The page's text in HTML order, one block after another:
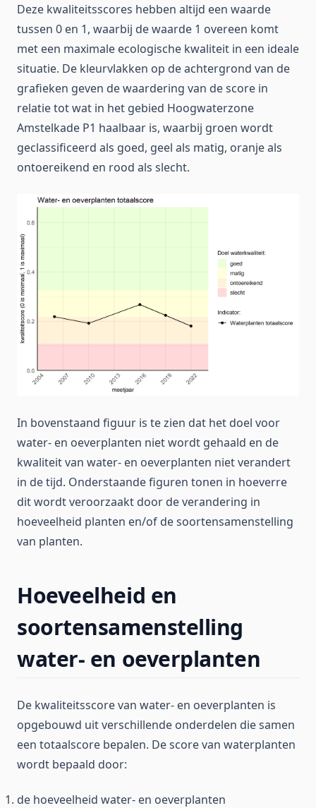
Deze kwaliteitsscores hebben altijd een waarde
tussen 0 en 1, waarbij de waarde 1 overeen komt
met een maximale ecologische kwaliteit in een ideale
situatie. De kleurvlakken op de achtergrond van de
grafieken geven de waardering van de score in
relatie tot wat in het gebied Hoogwaterzone
Amstelkade P1 haalbaar is, waarbij groen wordt
geclassificeerd als goed, geel als matig, oranje als
ontoereikend en rood als slecht.
In bovenstaand figuur is te zien dat het doel voor
water- en oeverplanten niet wordt gehaald en de
kwaliteit van water- en oeverplanten niet verandert
in de tijd. Onderstaande figuren tonen in hoeverre
dit wordt veroorzaakt door de verandering in
hoeveelheid planten en/of de soortensamenstelling
van planten.
Hoeveelheid en
soortensamenstelling
water- en oeverplanten
De kwaliteitsscore van water- en oeverplanten is
opgebouwd uit verschillende onderdelen die samen
een totaalscore bepalen. De score van waterplanten
wordt bepaald door:
de hoeveelheid water- en oeverplanten